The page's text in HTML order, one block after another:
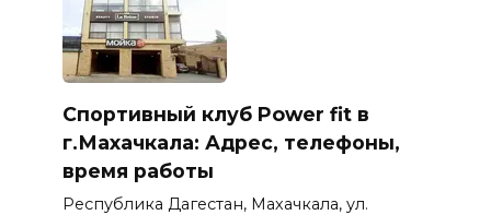
Спортивный клуб Power fit в
г.Махачкала: Адрес, телефоны,
время работы
Республика Дагестан, Махачкала, ул.